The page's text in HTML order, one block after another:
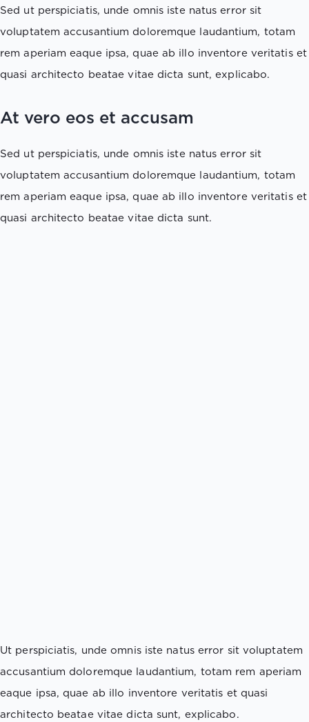
Sed ut perspiciatis, unde omnis iste natus error sit
voluptatem accusantium doloremque laudantium, totam
rem aperiam eaque ipsa, quae ab illo inventore veritatis et
quasi architecto beatae vitae dicta sunt, explicabo.
At vero eos et accusam
Sed ut perspiciatis, unde omnis iste natus error sit
voluptatem accusantium doloremque laudantium, totam
rem aperiam eaque ipsa, quae ab illo inventore veritatis et
quasi architecto beatae vitae dicta sunt.
Ut perspiciatis, unde omnis iste natus error sit voluptatem
accusantium doloremque laudantium, totam rem aperiam
eaque ipsa, quae ab illo inventore veritatis et quasi
architecto beatae vitae dicta sunt, explicabo.